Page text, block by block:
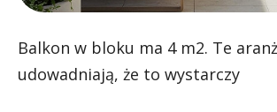
Balkon w bloku ma 4 m2. Te
udowadniają, że to wystarczy